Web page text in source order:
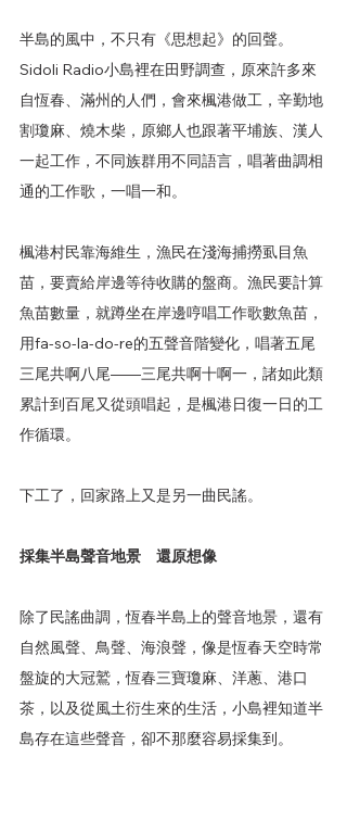
半島的風中，不只有《思想起》的回聲。
Sidoli Radio小島裡在田野調查，原來許多來
自恆春、滿州的人們，會來楓港做工，辛勤地
割瓊麻、燒木柴，原鄉人也跟著平埔族、漢人
一起工作，不同族群用不同語言，唱著曲調相
通的工作歌，一唱一和。
楓港村民靠海維生，漁民在淺海捕撈虱目魚
苗，要賣給岸邊等待收購的盤商。漁民要計算
魚苗數量，就蹲坐在岸邊哼唱工作歌數魚苗，
用fa-so-la-do-re的五聲音階變化，唱著五尾
三尾共啊八尾――三尾共啊十啊一，諸如此類
累計到百尾又從頭唱起，是楓港日復一日的工
作循環。
下工了，回家路上又是另一曲民謠。
採集半島聲音地景　還原想像
除了民謠曲調，恆春半島上的聲音地景，還有
自然風聲、鳥聲、海浪聲，像是恆春天空時常
盤旋的大冠鷲，恆春三寶瓊麻、洋蔥、港口
茶，以及從風土衍生來的生活，小島裡知道半
島存在這些聲音，卻不那麼容易採集到。